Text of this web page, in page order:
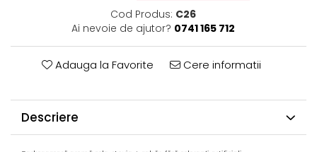
Cod Produs: C26
Ai nevoie de ajutor? 0741 165 712
Adauga la Favorite Cere informatii
Descriere